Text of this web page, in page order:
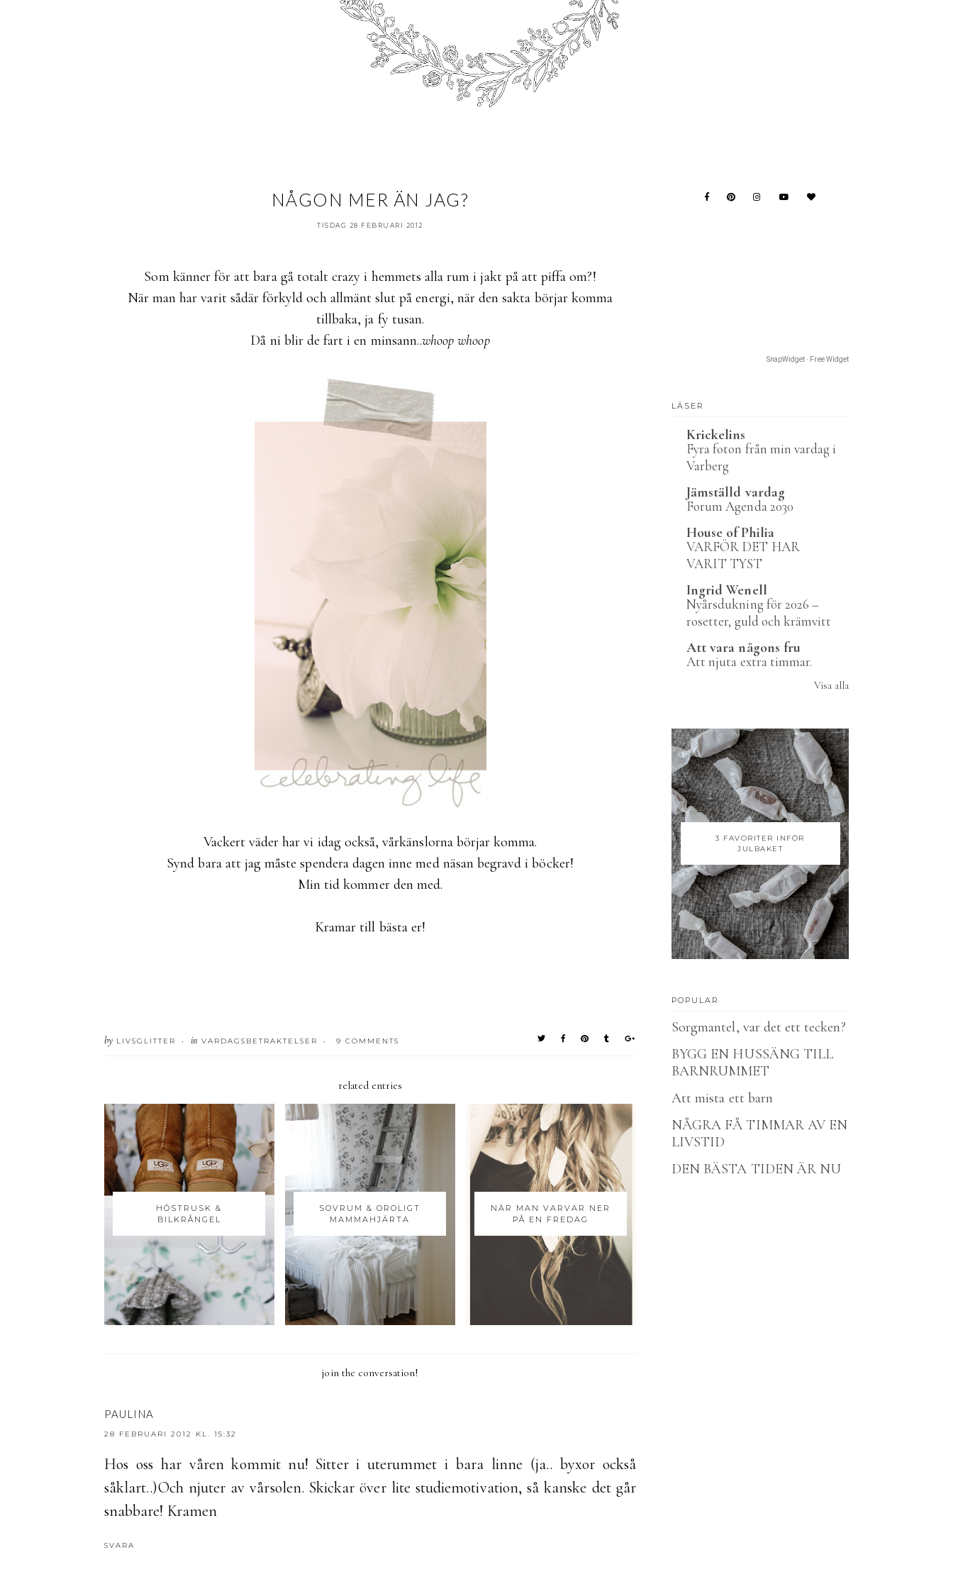
NÅGON MER ÄN JAG?
TISDAG 28 FEBRUARI 2012
Som känner för att bara gå totalt crazy i hemmets alla rum i jakt på att piffa om?!
När man har varit sådär förkyld och allmänt slut på energi, när den sakta börjar komma
tillbaka, ja fy tusan.
Då ni blir de fart i en minsann..whoop whoop
Vackert väder har vi idag också, vårkänslorna börjar komma.
Synd bara att jag måste spendera dagen inne med näsan begravd i böcker!
Min tid kommer den med.
Kramar till bästa er!
by LIVSGLITTER • in VARDAGSBETRAKTELSER • 9 COMMENTS
related entries
HÖSTRUSK &
BILKRÅNGEL
SOVRUM & OROLIGT
MAMMAHJÄRTA
NÄR MAN VARVAR NER
PÅ EN FREDAG
join the conversation!
PAULINA
28 FEBRUARI 2012 KL. 15:32
Hos oss har våren kommit nu! Sitter i uterummet i bara linne (ja.. byxor också
såklart..)Och njuter av vårsolen. Skickar över lite studiemotivation, så kanske det går
snabbare! Kramen
SVARA
SnapWidget · Free Widget
LÄSER
Krickelins
Fyra foton från min vardag i
Varberg
Jämställd vardag
Forum Agenda 2030
House of Philia
VARFÖR DET HAR
VARIT TYST
Ingrid Wenell
Nyårsdukning för 2026 –
rosetter, guld och krämvitt
Att vara någons fru
Att njuta extra timmar.
Visa alla
3 FAVORITER INFÖR
JULBAKET
POPULAR
Sorgmantel, var det ett tecken?
BYGG EN HUSSÄNG TILL
BARNRUMMET
Att mista ett barn
NÅGRA FÅ TIMMAR AV EN
LIVSTID
DEN BÄSTA TIDEN ÄR NU